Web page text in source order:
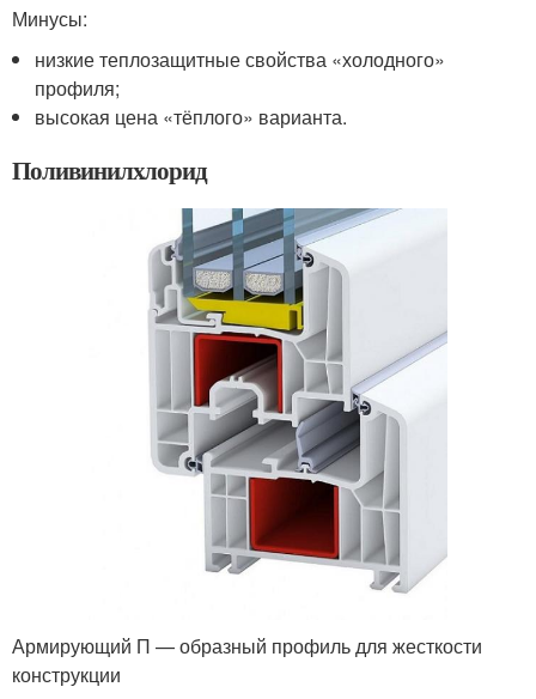
Минусы:
низкие теплозащитные свойства «холодного»
профиля;
высокая цена «тёплого» варианта.
Поливинилхлорид
Армирующий П — образный профиль для жесткости
конструкции